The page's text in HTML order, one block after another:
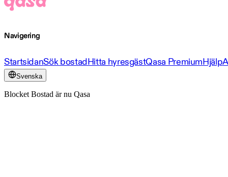
Navigering
StartsidanSök bostadHitta hyresgästQasa PremiumHjälp
Svenska
Blocket Bostad är nu Qasa